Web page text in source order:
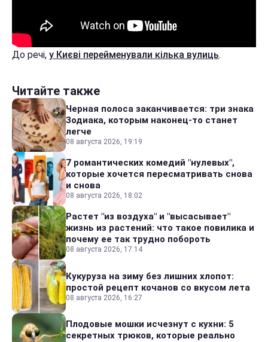
До речі, у Києві перейменували кілька вулиць.
Читайте также
Черная полоса заканчивается: три знака
Зодиака, которым наконец-то станет
легче
08 августа 2026, 19:19
7 романтических комедий "нулевых",
которые хочется пересматривать снова
и снова
08 августа 2026, 18:02
Растет "из воздуха" и "высасывает"
жизнь из растений: что такое повилика и
почему ее так трудно побороть
08 августа 2026, 17:14
Кукуруза на зиму без лишних хлопот:
простой рецепт кочанов со вкусом лета
08 августа 2026, 16:27
Плодовые мошки исчезнут с кухни: 5
секретных трюков, которые реально